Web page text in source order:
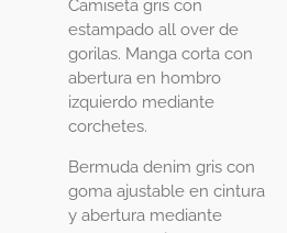
Camiseta gris con
estampado all over de
gorilas. Manga corta con
abertura en hombro
izquierdo mediante
corchetes.
Bermuda denim gris con
goma ajustable en cintura
y abertura mediante